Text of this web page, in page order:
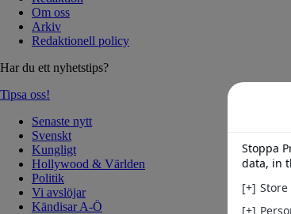
Om oss
Arkiv
Redaktionell policy
Har du ett nyhetstips?
Tipsa oss!
Senaste nytt
Svenskt
Kungligt
Hollywood & Världen
Politik
Vi avslöjar
Kändisar A-Ö